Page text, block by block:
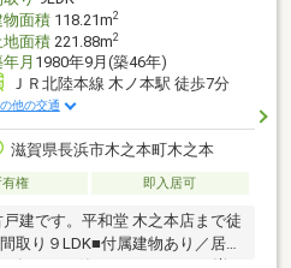
物面積118.21m2
地面積221.88m2
月 1980年9月(築46年)
ＪＲ北陸本線 木ノ本駅 徒歩7分
他の交通
滋賀県長浜市木之本町木之本
有権 即入居可
建です。平和堂 木之本店まで徒
取り９LDK■付属建物あり／居